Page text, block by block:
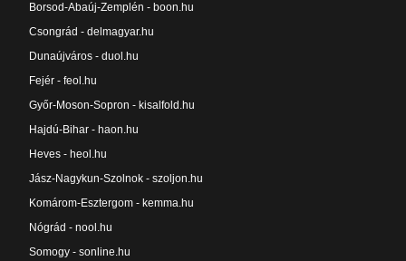
Borsod-Abaúj-Zemplén - boon.hu
Csongrád - delmagyar.hu
Dunaújváros - duol.hu
Fejér - feol.hu
Győr-Moson-Sopron - kisalfold.hu
Hajdú-Bihar - haon.hu
Heves - heol.hu
Jász-Nagykun-Szolnok - szoljon.hu
Komárom-Esztergom - kemma.hu
Nógrád - nool.hu
Somogy - sonline.hu